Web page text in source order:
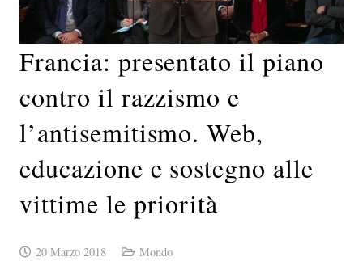
Francia: presentato il piano
contro il razzismo e
l’antisemitismo. Web,
educazione e sostegno alle
vittime le priorità
20 Marzo 2018 Mondo